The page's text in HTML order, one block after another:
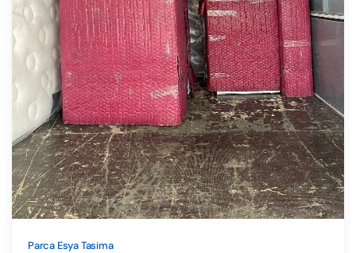
Parca Esya Tasima